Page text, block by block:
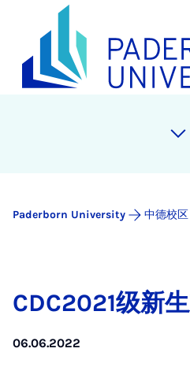
Paderborn University 中德校区
CDC2021级新
06.06.2022